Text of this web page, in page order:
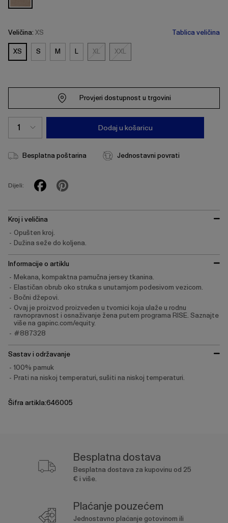
Veličina: XS Tablica veličina
XS S M L XL
XL XXL
XXL
Provjeri dostupnost u trgovini
Dodaj u košaricu
Besplatna poštarina Jednostavni povrati
Dijeli:
Kroj i veličina
Opušten kroj.
Dužina seže do koljena.
Informacije o artiklu
Mekana, kompaktna pamučna jersey tkanina.
Elastičan obrub oko struka s unutarnjom podesivom vezicom.
Bočni džepovi.
Ovaj je proizvod proizveden u tvornici koja ulaže u rodnu
ravnopravnost i osnaživanje žena putem programa RISE. Saznajte
više na gapinc.com/equity.
#887328
Sastav i održavanje
100% pamuk
Prati na niskoj temperaturi, sušiti na niskoj temperaturi.
Šifra artikla:646005
Besplatna dostava
Besplatna dostava za kupovinu od 25
€ i više.
Plaćanje pouzećem
Jednostavno plaćanje gotovinom ili